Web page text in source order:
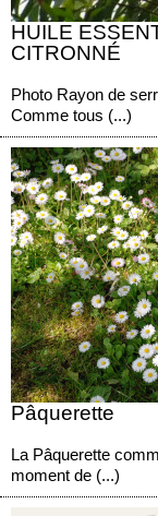
HUILE
CITRONNÉ
Photo Rayon de
Comme tous (...)
Pâquerette
La Pâquerette
moment de (...)